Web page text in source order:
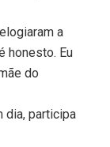
a
honesto. Eu
do
dia, participa